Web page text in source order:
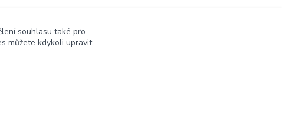
souhlasu také pro
můžete kdykoli upravit